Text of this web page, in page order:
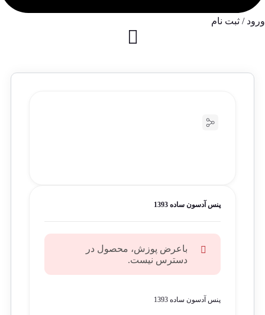
ورود / ثبت نام
پنس آدسون ساده 1393
باعرض پوزش، محصول در
دسترس نیست.
پنس آدسون ساده 1393